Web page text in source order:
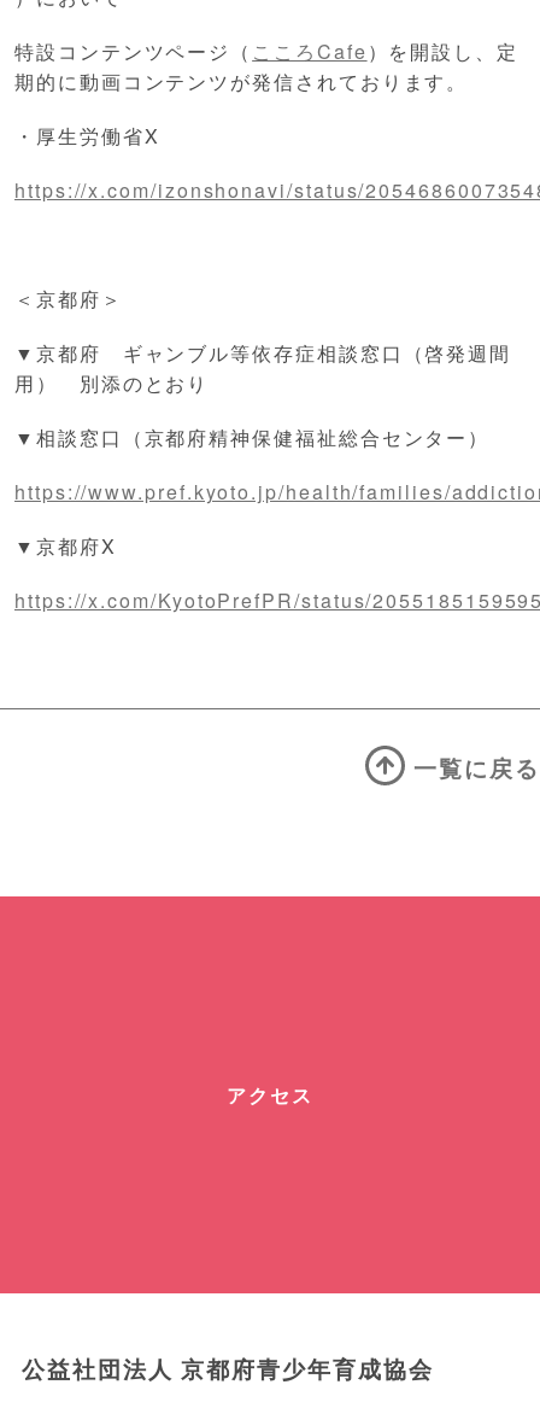
特設コンテンツページ（ こころCafe）を開設し、定
期的に動画コンテンツが発信されております。
・厚生労働省X
https://x.com/izonshonavi/status/
＜京都府＞
▼京都府 ギャンブル等依存症相談窓口（啓発週間
用） 別添のとおり
▼相談窓口（京都府精神保健福祉総合センター）
https://www.pref.kyoto.jp/health/families/
▼京都府X
https://x.com/KyotoPrefPR/status/
一覧に戻る
アクセス
公益社団法人 京都府青少年育成協会